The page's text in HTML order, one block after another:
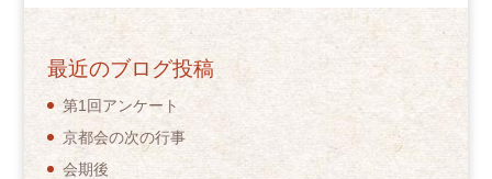
最近のブログ投稿
第1回アンケート
京都会の次の行事
会期後